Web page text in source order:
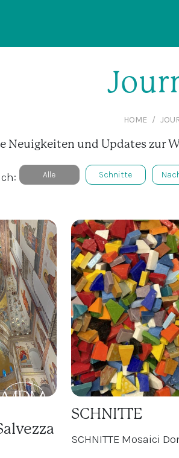
HOME
Neuigkeiten und Updates zur
Alle Schnitte
SCHNITTE
SCHNITTE Mosaici